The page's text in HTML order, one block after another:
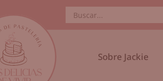
Sobre Jackie